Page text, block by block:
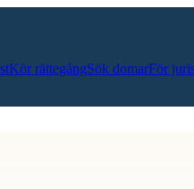
Kör rättegångSök domarFör